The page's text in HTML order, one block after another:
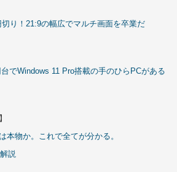
り！21:9の幅広でマルチ画面を卒業だ
でWindows 11 Pro搭載の手のひらPCがある
本物か。これで全てが分かる。
説